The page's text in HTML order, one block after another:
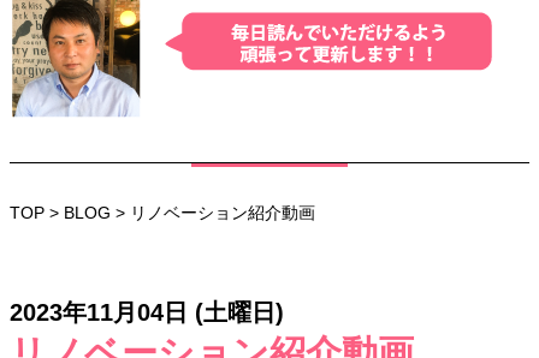
TOP > BLOG > リノベーション紹介動画
2023年11月04日 (土曜日)